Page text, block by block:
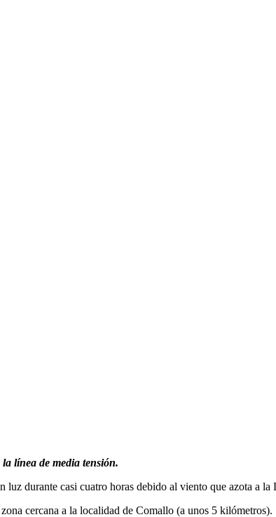
línea de media tensión.
durante casi cuatro horas debido al viento que azota a la
cercana a la localidad de Comallo (a unos 5 kilómetros).